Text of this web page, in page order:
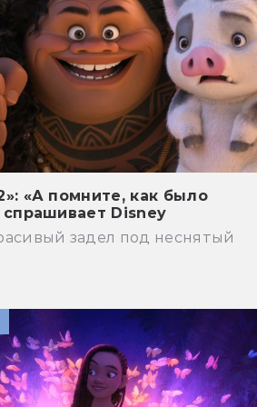
«А помните, как было
спрашивает Disney
задел под неснятый